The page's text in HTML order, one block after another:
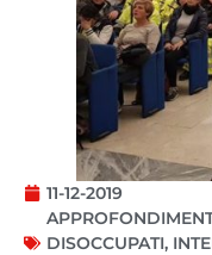
11-12-2019
DISOCCUPATI,